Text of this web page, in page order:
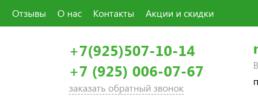
Отзывы О нас Контакты Акции и скидки
+7(925)507-10-14
+7 (925) 006-07-67
заказать обратный звонок